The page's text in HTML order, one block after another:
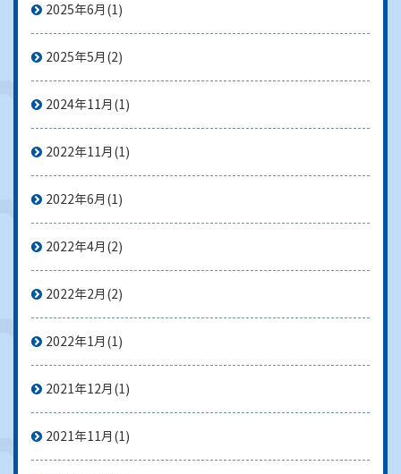
2025年6月 (1)
2025年5月 (2)
2024年11月 (1)
2022年11月 (1)
2022年6月 (1)
2022年4月 (2)
2022年2月 (2)
2022年1月 (1)
2021年12月 (1)
2021年11月 (1)